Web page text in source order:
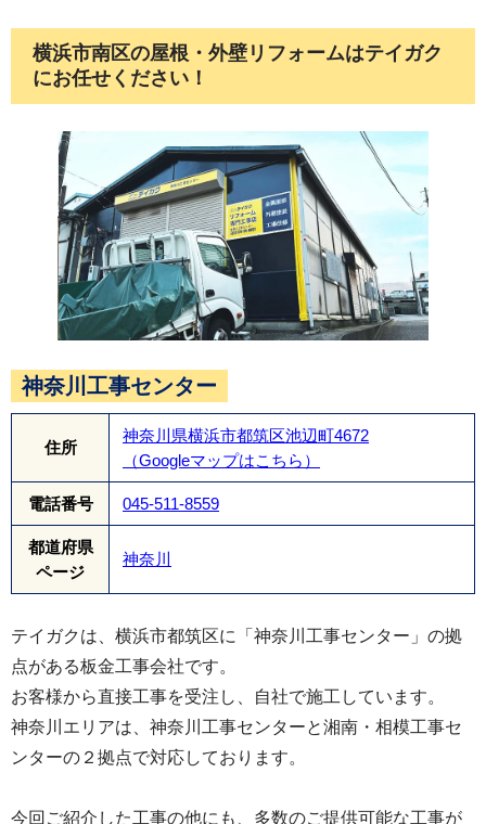
棟板金の下地にはテイガクオリジナルのアルミ製
下地を使用しました。
棟板金を取り付け屋根工事完了になります。
横浜市南区の屋根・外壁リフォームはテイガク
にお任せください！
神奈川工事センター
住所
神奈川県横浜市都筑区池辺町4672
（Googleマップはこちら）
電話番号 045-511-8559
都道府県
ページ
神奈川
テイガクは、横浜市都筑区に「神奈川工事センター」の拠
点がある板金工事会社です。
お客様から直接工事を受注し、自社で施工しています。
神奈川エリアは、神奈川工事センターと湘南・相模工事セ
ンターの２拠点で対応しております。
今回ご紹介した工事の他にも、多数のご提供可能な工事が